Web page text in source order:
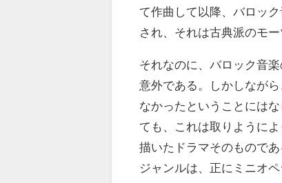
て作曲して以降、バロッ
され、それは古典派のモ
それなのに、バロック音
意外である。しかしなが
なかったということには
ても、これは取りように
描いたドラマそのもので
ジャンルは、正にミニオ